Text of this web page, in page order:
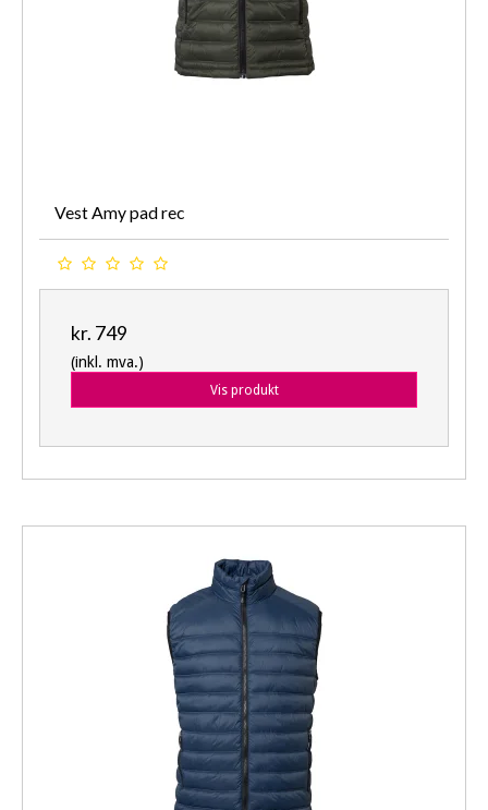
Vest Amy pad rec
kr. 749
(inkl. mva.)
Vis produkt